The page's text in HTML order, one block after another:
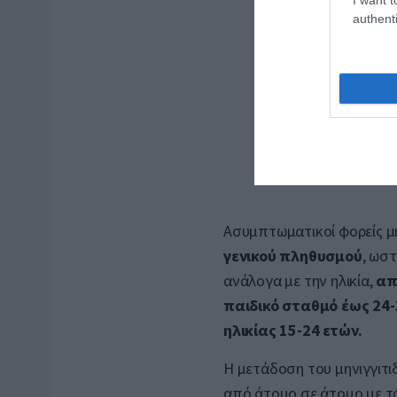
Ασυμπτωματικοί φορείς
γενικού πληθυσμού,
ανάλογα με την ηλικία,
παιδικό σταθμό έως
ηλικίας 15-24 ετών.
Η μετάδοση του